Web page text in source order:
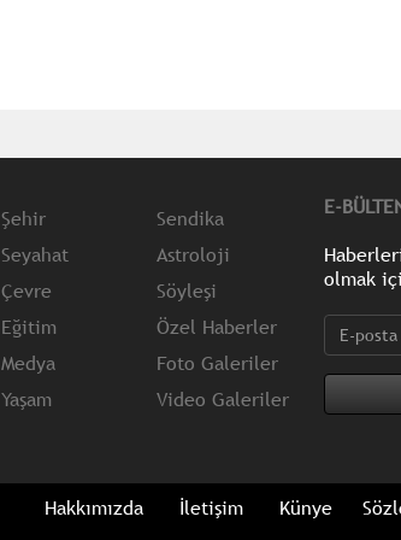
Şehir
Seyahat
Çevre
Eğitim
Medya
Yaşam
Sendika
Astroloji
Söyleşi
Özel Haberler
Foto Galeriler
Video Galeriler
E-
olmak
Hakkımızda İletişim Künye